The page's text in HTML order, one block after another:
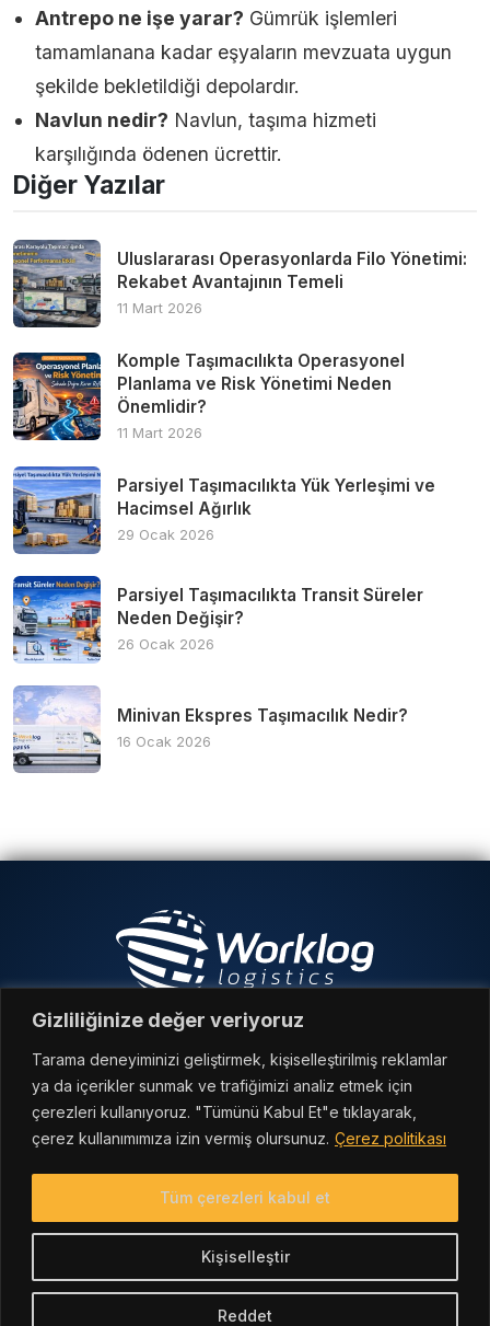
Gizliliğinize değer veriyoruz
Tarama deneyiminizi geliştirmek, kişiselleştirilmiş reklamlar
ya da içerikler sunmak ve trafiğimizi analiz etmek için
çerezleri kullanıyoruz. "Tümünü Kabul Et"e tıklayarak,
çerez kullanımımıza izin vermiş olursunuz. Çerez politikası
Kişiselleştir
Reddet
Tüm çerezleri kabul et
Antrepo ne işe yarar? Gümrük işlemleri
tamamlanana kadar eşyaların mevzuata uygun
şekilde bekletildiği depolardır.
Navlun nedir? Navlun, taşıma hizmeti
karşılığında ödenen ücrettir.
Diğer Yazılar
Uluslararası Operasyonlarda Filo Yönetimi:
Rekabet Avantajının Temeli
11 Mart 2026
Komple Taşımacılıkta Operasyonel
Planlama ve Risk Yönetimi Neden
Önemlidir?
11 Mart 2026
Parsiyel Taşımacılıkta Yük Yerleşimi ve
Hacimsel Ağırlık
29 Ocak 2026
Parsiyel Taşımacılıkta Transit Süreler
Neden Değişir?
26 Ocak 2026
Minivan Ekspres Taşımacılık Nedir?
16 Ocak 2026
Üyesidir
©2026, Worklog Lojistik. All rights reserved.
© Designed byMETHODDA
Hizmetlerimiz
İletişim Bilgileri